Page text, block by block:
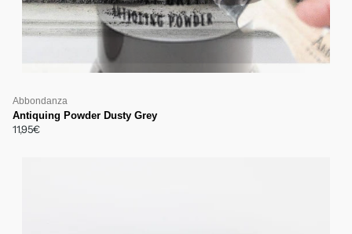
Abbondanza
Antiquing Powder Dusty Grey
11,95€